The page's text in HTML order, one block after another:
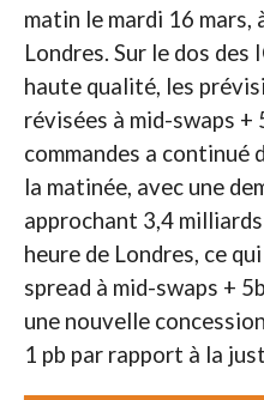
matin le mardi 16 mars,
Londres. Sur le dos
haute qualité, les
révisées à mid-swaps +
commandes a
la matinée, avec une
approchant 3,4
heure de Londres, ce
spread à mid-swaps +
une nouvelle
1 pb par rapport à la